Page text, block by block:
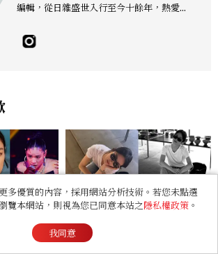
編輯，從日雜盛世入行至今十餘年，熱愛服
研究，還有點天秤座一眼看穿「這會紅」的
美感本能，更擅長把流行轉化成讀者真正用
2》新主持
日本嘻哈
宋慧喬旅遊必穿這牌子的球
鞋！喬妹同款是哪幾雙？AU
多優質的內容，採用網站分析技術。若您未點選
覽本網站，則視為您已同意本站之隱私權政策 。
我同意